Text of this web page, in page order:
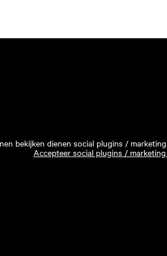
bekijken dienen social plugins /
Accepteer social plugins /